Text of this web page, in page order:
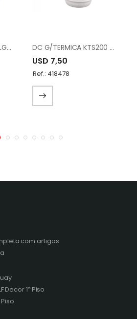
DC GARRAFA TERMICA LGP-0700/1000CC95 DC G/TERMICA KTS200 WHITE
USD 7,50
Ref.: 418478
com artigos
Decor 1º Piso